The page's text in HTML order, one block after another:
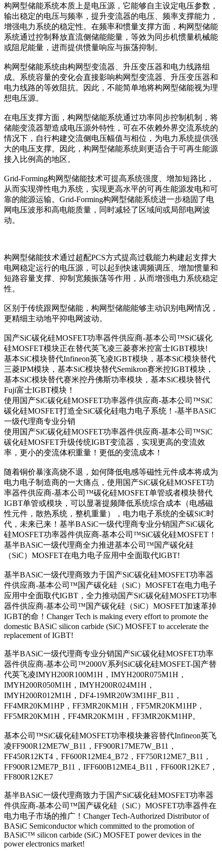
构网型储能系统本质上是电压源，它能够自主设定电压参数，
输出稳定的电压与频率，提升变流器的电压、频率支撑能力，
增强电力系统的稳定性。在频率和惯量支撑方面，构网型储能
系统通过控制释放直流侧储能能量，等效为同步机惯量机械能
或阻尼能量，进而提供惯量响应与振荡抑制。
构网型储能系统由构网型变流器、升压变压器和电力线路组
成。系统容量的变化会直接影响构网型变流器、升压变压器和
电力线路的等效阻抗。因此，不能简单地将构网型储能视为理
想电压源。
在电压支撑方面，构网型储能系统通过功率同步控制机制，将
储能变流器塑造成电压源外特性，可在不依赖外界交流系统的
情况下，自行构建交流侧电压幅值与相位，为电力系统提供强
大的电压支撑。因此，构网型储能系统则更适合于可再生能源
接入比例高的地区。
Grid-Forming构网型储能技术可提高系统强度、增加短路比，
从而实现弹性电力系统，实现更高水平的可再生能源发电和可
靠的能源运输。Grid-Forming构网型储能系统进一步稳固了电
网电压波形和高电能质量，同时减轻了区域间或局部电网波
动。
构网型储能技术通过超配PCS方式提高过载能力构建起支撑大
电网稳定运行的电压源，可以起到快速调频调压、增加惯量和
短路容量支撑、抑制宽频振荡等作用，从而增强电力系统稳定
性。
区别于传统跟网型储能，构网型储能能够主动识别电网情况，
更精细主动地平抑电网波动。
国产SiC碳化硅MOSFET功率器件供应商-基本公司™SiC碳化
硅MOSFET模块正在替代英飞凌三菱赛米控富士IGBT模块!
基本SiC模块替代Infineon英飞凌IGBT模块，基本SiC模块替代
三菱IPM模块，基本SiC模块替代Semikron赛米控IGBT模块，
基本SiC模块替代赛米控丹佛斯功率模块，基本SiC模块替代
Fuji富士IGBT模块！
使用国产SiC碳化硅MOSFET功率器件供应商-基本公司™SiC
碳化硅MOSFET打造全SiC碳化硅电力电子系统！-基半BASiC
一级代理商专业分销
使用国产SiC碳化硅MOSFET功率器件供应商-基本公司™SiC
碳化硅MOSFET升级传统IGBT变流器，实现更高的变流效
率，更小的变流体积重量！更低的变流成本！
随着铜价暴涨高烧不退，如何降低电感等磁性元件成本将成为
电力电子制造商的一大痛点，使用国产SiC碳化硅MOSFET功
率器件供应商-基本公司™碳化硅MOSFET单管或者模块替代
IGBT单管或模块，可以显著提频降低系统综合成本（电感磁
性元件，散热系统，整机重量），电力电子系统的全碳SiC时
代，未来已来！基半BASiC一级代理商专业分销国产SiC碳化
硅MOSFET功率器件供应商-基本公司™SiC碳化硅MOSFET！
基半BASiC一级代理商全力推进基本公司™国产碳化硅
（SiC）MOSFET在电力电子应用中全面取代IGBT!
基半BASiC一级代理商致力于国产SiC碳化硅MOSFET功率器
件供应商-基本公司™国产碳化硅（SiC）MOSFET在电力电子
应用中全面取代IGBT，全力推动国产SiC碳化硅MOSFET功率
器件供应商-基本公司™国产碳化硅（SiC）MOSFET加速革掉
IGBT的命！Changer Tech is making every effort to promote the
domestic BASiC silicon carbide (SiC) MOSFET to accelerate the
replacement of IGBT!
基半BASiC一级代理商专业分销国产SiC碳化硅MOSFET功率
器件供应商-基本公司™2000V系列SiC碳化硅MOSFET-国产替
代英飞凌IMYH200R100M1H，IMYH200R075M1H，
IMYH200R050M1H，IMYH200R024M1H，
IMYH200R012M1H，DF4-19MR20W3M1HF_B11，
FF4MR20KM1HP，FF3MR20KM1H，FF5MR20KM1HP，
FF5MR20KM1H，FF4MR20KM1H，FF3MR20KM1HP。
基本公司™SiC碳化硅MOSFET功率模块兼容替代Infineon英飞
凌FF900R12ME7W_B11，FF900R17ME7W_B11，
FF450R12KT4，FF600R12ME4_B72，FF750R12ME7_B11，
FF900R12ME7P_B11，IFF600B12ME4_B11，FF600R12KE7，
FF800R12KE7
基半BASiC一级代理商致力于国产SiC碳化硅MOSFET功率器
件供应商-基本公司™国产碳化硅（SiC）MOSFET功率器件在
电力电子市场的推广！Changer Tech-Authorized Distributor of
BASiC Semiconductor which committed to the promotion of
BASiC™ silicon carbide (SiC) MOSFET power devices in the
power electronics market!